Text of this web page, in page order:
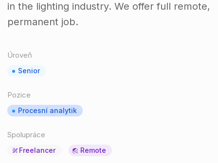
in the lighting industry. We offer full remote,
permanent job.
Úroveň
Senior
Pozice
Procesní analytik
Spolupráce
Freelancer Remote